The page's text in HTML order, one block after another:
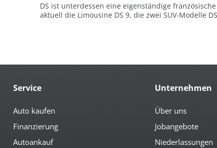
DS ist unterdessen eine eigenständige
aktuell die Limousine DS 9, die zwei SUV-Modelle
Service
Auto kaufen
Finanzierung
Autoankauf
Unternehmen
Über uns
Jobangebote
Niederlassungen